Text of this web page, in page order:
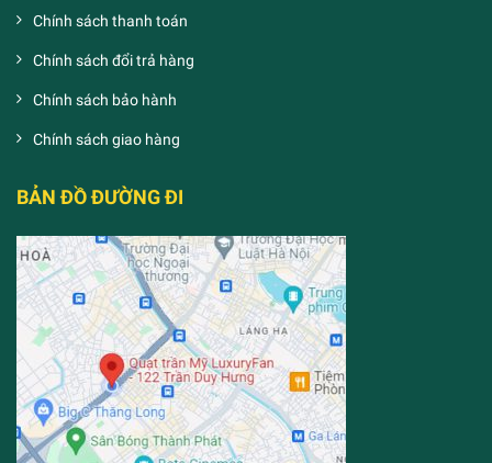
Chính sách thanh toán
Chính sách đổi trả hàng
Chính sách bảo hành
Chính sách giao hàng
BẢN ĐỒ ĐƯỜNG ĐI